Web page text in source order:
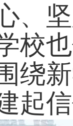
、
校
绕
起